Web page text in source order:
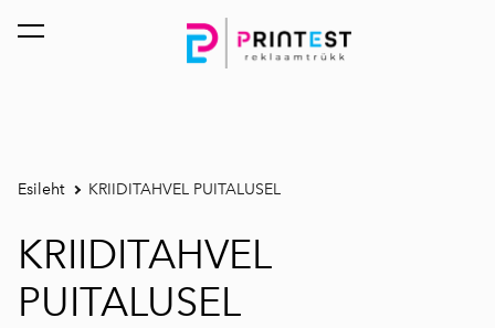
lisati ostukorvi. Vaata ostukorvi
Esileht KRIIDITAHVEL PUITALUSEL
KRIIDITAHVEL
PUITALUSEL